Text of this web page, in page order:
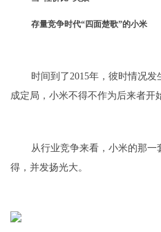
存量竞争时代“四面楚歌”的小米
时间到了2015年，彼时情况
成定局，小米不得不作为后来者开
从行业竞争来看，小米的那一
得，并发扬光大。